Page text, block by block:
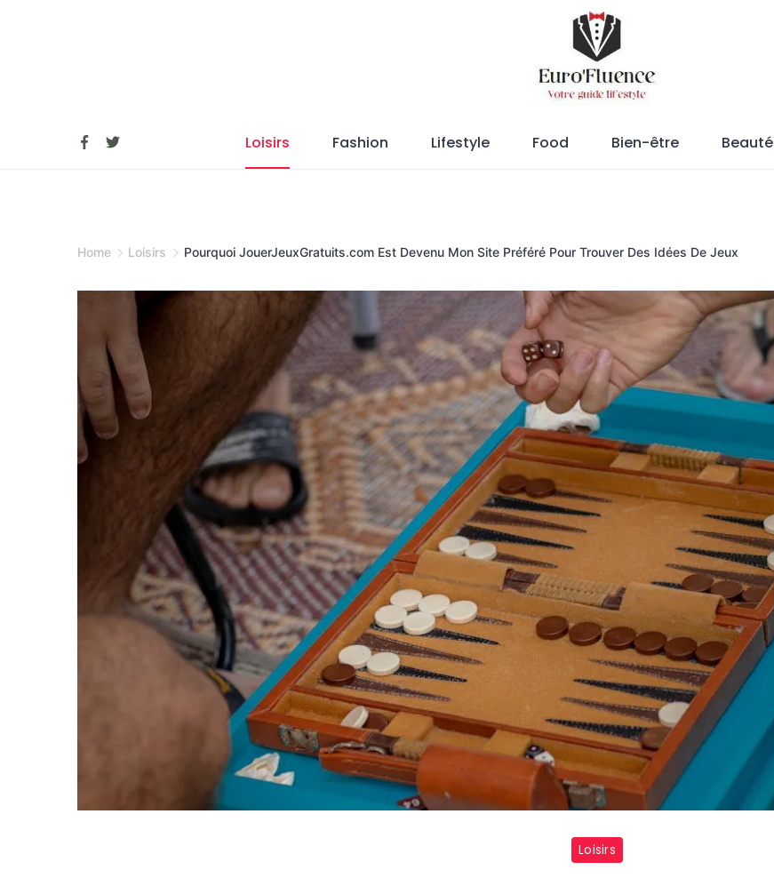
Magazine.
Loisirs Fashion Lifestyle Food Bien-être Beauté
Home Loisirs Pourquoi JouerJeuxGratuits.com Est Devenu Mon Site Préféré Pour Trouver Des Idées De Jeux
Loisirs